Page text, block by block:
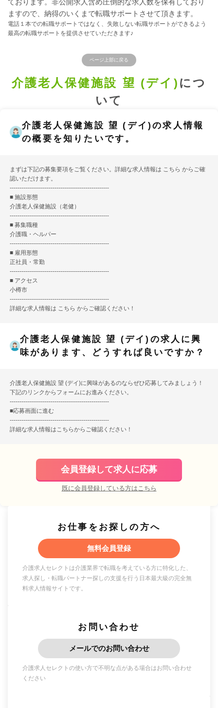
ております。非公開求人含め圧倒的な求人数を保有しており
ますので、納得のいくまで転職サポートさせて頂きます。
電話１本での転職サポートではなく、失敗しない転職サポートができるよう
最高の転職サポートを提供させていただきます♪
ページ上部に戻る
介護老人保健施設 望 (デイ) につ
いて
介護老人保健施設 望 (デイ)の求人情報
の概要を知りたいです。
まずは下記の募集要項をご覧ください。詳細な求人情報は こちら からご確
認いただけます。
---------------------------------------------------
■ 施設形態
介護老人保健施設（老健）
---------------------------------------------------
■ 募集職種
介護職・ヘルパー
---------------------------------------------------
■ 雇用形態
正社員・常勤
---------------------------------------------------
■ アクセス
小樽市
---------------------------------------------------
詳細な求人情報は こちら からご確認ください！
介護老人保健施設 望 (デイ)の求人に興
味があります、どうすれば良いですか？
介護老人保健施設 望 (デイ)に興味があるのならぜひ応募してみましょう！
下記のリンクからフォームにお進みください。
---------------------------------------------------
■応募画面に進む
---------------------------------------------------
詳細な求人情報はこちらからご確認ください！
会員登録して求人に応募
既に会員登録している方はこちら
お仕事をお探しの方へ
無料会員登録
介護求人セレクトは介護業界で転職を考えている方に特化した、
求人探し・転職パートナー探しの支援を行う日本最大級の完全無
料求人情報サイトです。
お問い合わせ
メールでのお問い合わせ
介護求人セレクトの使い方で不明な点がある場合はお問い合わせ
ください